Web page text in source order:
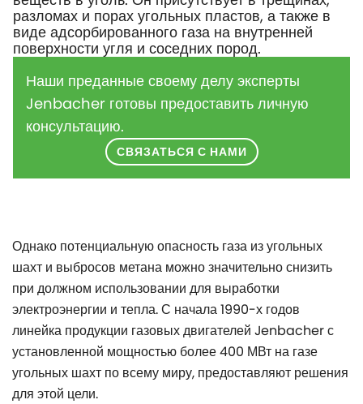
разломах и порах угольных пластов, а также в
виде адсорбированного газа на внутренней
поверхности угля и соседних пород.
Наши преданные своему делу эксперты
Jenbacher готовы предоставить личную
консультацию.
СВЯЗАТЬСЯ С НАМИ
Однако потенциальную опасность газа из угольных
шахт и выбросов метана можно значительно снизить
при должном использовании для выработки
электроэнергии и тепла. С начала 1990-х годов
линейка продукции газовых двигателей Jenbacher с
установленной мощностью более 400 МВт на газе
угольных шахт по всему миру, предоставляют решения
для этой цели.